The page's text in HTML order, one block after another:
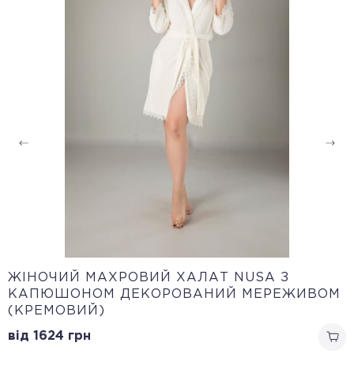
ЖІНОЧИЙ МАХРОВИЙ ХАЛАТ NUSA З
КАПЮШОНОМ ДЕКОРОВАНИЙ МЕРЕЖИВОМ
(КРЕМОВИЙ)
від 1624 грн